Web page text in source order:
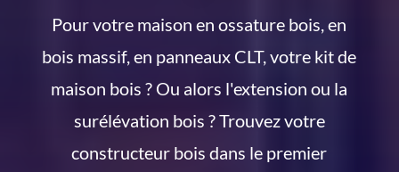
Pour votre maison en ossature bois, en
bois massif, en panneaux CLT, votre kit de
maison bois ? Ou alors l'extension ou la
surélévation bois ? Trouvez votre
constructeur bois dans le premier